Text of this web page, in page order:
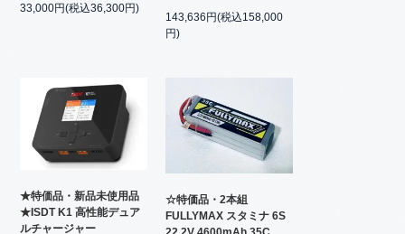
33,000円(税込36,300円)
143,636円(税込158,000
円)
★特価品・新品未使用品
★ISDT K1 高性能デュア
ルチャージャー
☆特価品・2本組
FULLYMAX スタミナ 6S